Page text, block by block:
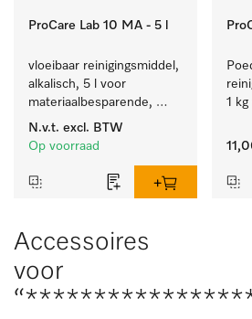
ProCare Lab 10 MA - 5 l
vloeibaar reinigingsmiddel,
alkalisch, 5 l voor
materiaalbesparende,
machinale reiniging van
laboratoriumglasw. en -
N.v.t. excl. BTW
Op voorraad
1
Accessoires
voor